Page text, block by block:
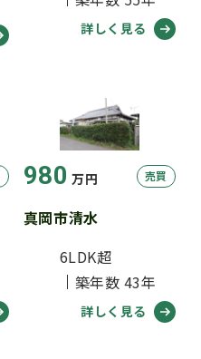
詳しく見る
980 万円 売買
真岡市清水
6LDK超
築年数 43年
詳しく見る